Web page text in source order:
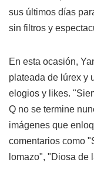
sus últimos días
sin filtros y
En esta ocasión,
plateada de lúrex y
elogios y likes.
Q no se termine
imágenes que
comentarios como
lomazo", "Diosa de